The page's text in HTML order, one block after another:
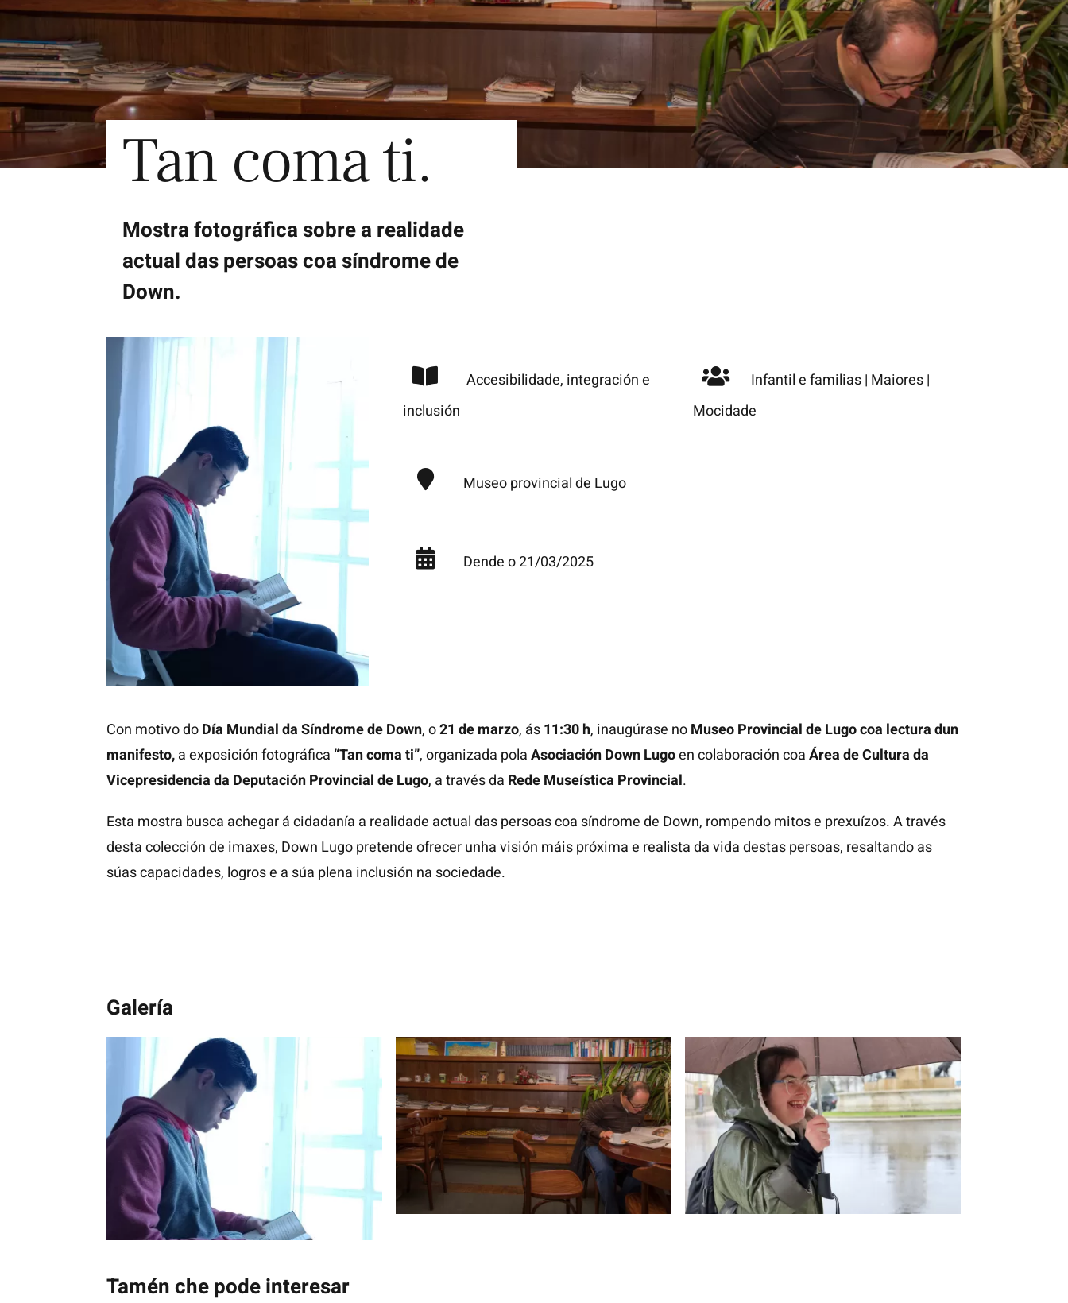
Tan coma ti.
Mostra fotográfica sobre a realidade
actual das persoas coa síndrome de
Down.
Accesibilidade, integración e
inclusión
Infantil e familias| Maiores|
Mocidade
Museo provincial de Lugo
Dende o 21/03/2025
Con motivo doDía Mundial da Síndrome de Down, o21 de marzo, ás11:30 h, inaugúrase noMuseo Provincial de Lugo coa lectura dun
manifesto,a exposición fotográfica “Tan coma ti”, organizada polaAsociación Down Lugoen colaboración coaÁrea de Cultura da
Vicepresidencia da Deputación Provincial de Lugo, a través da Rede Museística Provincial.
Esta mostra busca achegar á cidadanía a realidade actual das persoas coa síndrome de Down, rompendo mitos e prexuízos. A través
desta colección de imaxes, Down Lugo pretende ofrecer unha visión máis próxima e realista da vida destas persoas, resaltando as
súas capacidades, logros e a súa plena inclusión na sociedade.
Galería
Tamén che pode interesar